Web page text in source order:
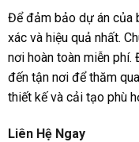
Để đảm bảo dự án của
xác và hiệu quả nhất.
nơi hoàn toàn miễn
đến tận nơi để thăm
thiết kế và cải tạo phù
Liên Hệ Ngay